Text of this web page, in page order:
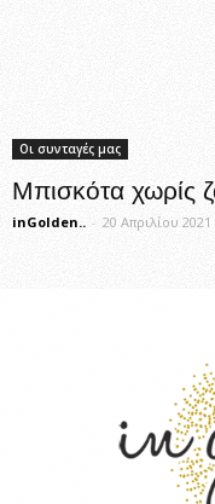
Οι συνταγές μας
Μπισκότα χωρίς
inGolden.. - 20 Απριλίου 2021